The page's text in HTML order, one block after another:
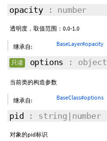
opacity: number
透明度，取值范围：0.0-1.0
继承自: BaseLayer#opacity
只读 options : object
当前类的构造参数
继承自: BaseClass#options
pid : string|number
对象的pid标识